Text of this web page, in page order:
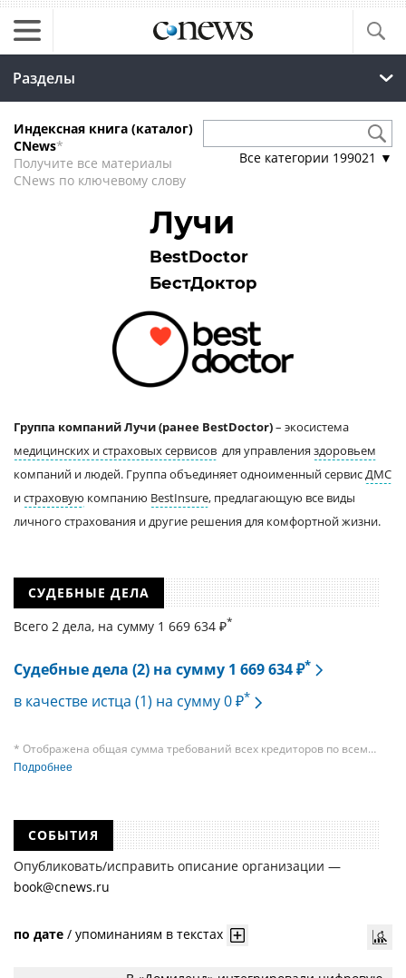
Разделы
Индексная книга (каталог)
CNews*
Получите все материалы
CNews по ключевому слову
Все категории 199021 ▼
Лучи
BestDoctor
БестДоктор
Группа компаний Лучи (ранее BestDoctor)– экосистема
медицинских и страховых сервисов для управления здоровьем
компаний и людей. Группа объединяет одноименный сервисДМС
истраховую компанию BestInsure, предлагающую все виды
личного страхования и другие решения для комфортной жизни.
СУДЕБНЫЕ ДЕЛА
Всего 2 дела, на cумму 1 669 634 ₽*
Судебные дела (2) на сумму 1 669 634 ₽*
в качестве истца (1) на сумму 0 ₽*
* Отображена общая сумма требований всех кредиторов по всем
судебным делам, в рамках которых компания подавала требования
в одном таком деле может быть несколько десятков, а размеры сумм
требований одних могут быть больше или меньше размеров
Подробнее
СОБЫТИЯ
Опубликовать/исправить описание организации —
book@cnews.ru
по дате / упоминаниям в текстах